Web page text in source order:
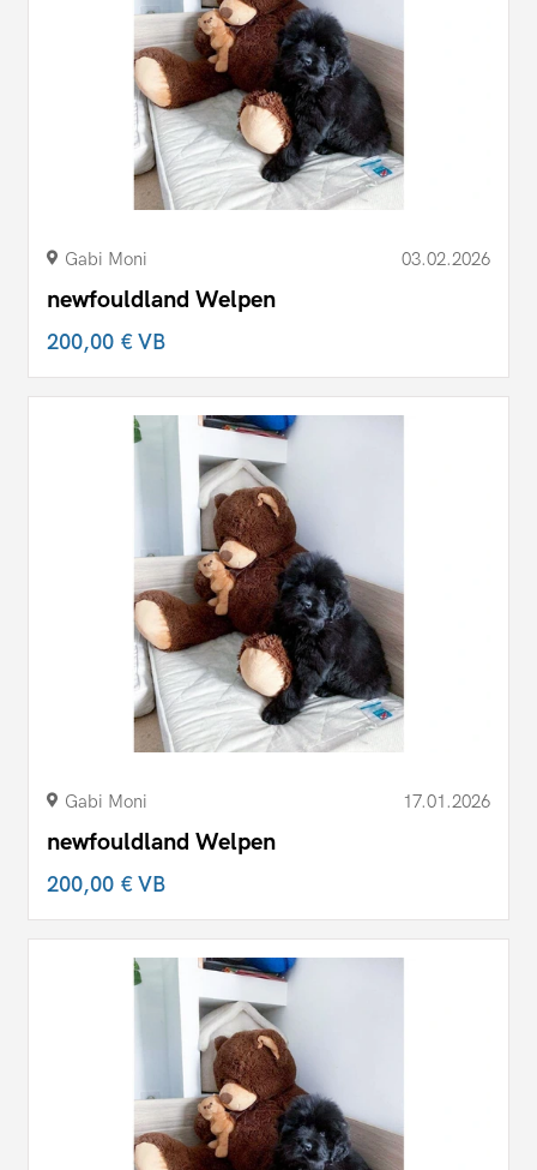
Gabi Moni 03.02.2026
newfouldland Welpen
200,00 €VB
Gabi Moni 17.01.2026
newfouldland Welpen
200,00 €VB